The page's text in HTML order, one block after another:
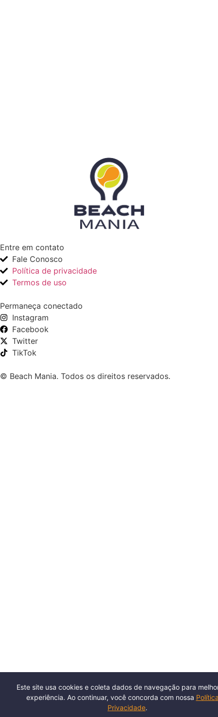
Entre em contato
Fale Conosco
Política de privacidade
Termos de uso
Permaneça conectado
Instagram
Facebook
Twitter
TikTok
© Beach Mania. Todos os direitos reservados.
Este site usa cookies e coleta dados de navegação para
experiência. Ao continuar, você concorda com nossa
Privacidade.